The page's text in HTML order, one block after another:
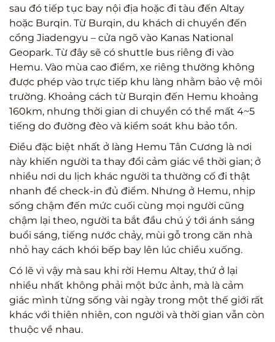
sau đó tiếp tục bay nội địa hoặc đi tàu đến Altay
hoặc Burqin. Từ Burqin, du khách di chuyển đến
cổng Jiadengyu – cửa ngõ vào Kanas National
Geopark. Từ đây sẽ có shuttle bus riêng đi vào
Hemu. Vào mùa cao điểm, xe riêng thường không
được phép vào trực tiếp khu làng nhằm bảo vệ môi
trường. Khoảng cách từ Burqin đến Hemu khoảng
160km, nhưng thời gian di chuyển có thể mất 4~5
tiếng do đường đèo và kiểm soát khu bảo tồn.
Điều đặc biệt nhất ở làng Hemu Tân Cương là nơi
này khiến người ta thay đổi cảm giác về thời gian; ở
nhiều nơi du lịch khác người ta thường cố đi thật
nhanh để check-in đủ điểm. Nhưng ở Hemu, nhịp
sống chậm đến mức cuối cùng mọi người cũng
chậm lại theo, người ta bắt đầu chú ý tới ánh sáng
buổi sáng, tiếng nước chảy, mùi gỗ trong căn nhà
nhỏ hay cách khói bếp bay lên lúc chiều xuống.
Có lẽ vì vậy mà sau khi rời Hemu Altay, thứ ở lại
nhiều nhất không phải một bức ảnh, mà là cảm
giác mình từng sống vài ngày trong một thế giới rất
khác với thiên nhiên, con người và thời gian vẫn còn
thuộc về nhau.